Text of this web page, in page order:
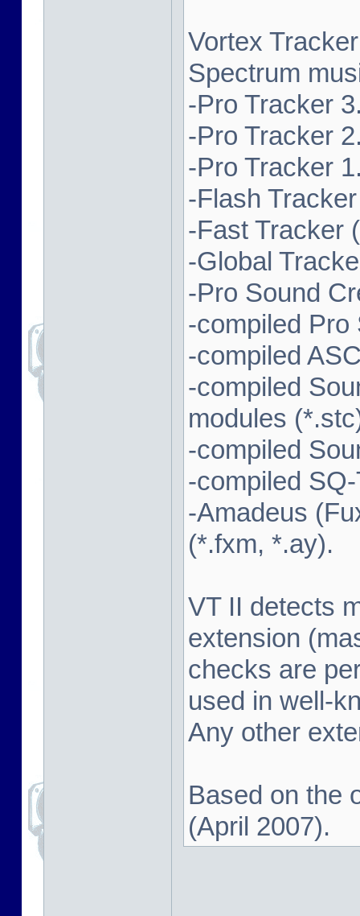
Vortex
Spectrum
-Pro Tracker
-Pro Tracker
-Pro Tracker
-Flash
-Fast Tracker
-Global
-Pro Sound
-compiled Pro
-compiled
-compiled
modules
-compiled
-compiled
-Amadeus
(*.fxm, *.ay).
VT II detects
extension
checks are
used in well-
Any other
Based on the
(April 2007).